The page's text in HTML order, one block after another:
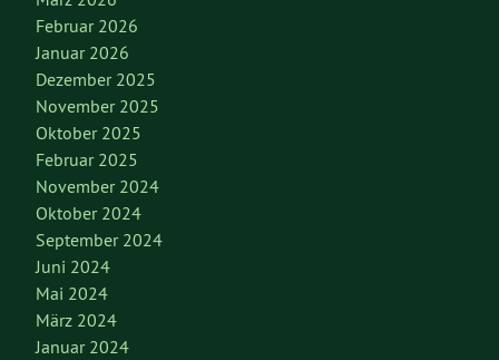
Februar 2026
Januar 2026
Dezember 2025
November 2025
Oktober 2025
Februar 2025
November 2024
Oktober 2024
September 2024
Juni 2024
Mai 2024
März 2024
Januar 2024